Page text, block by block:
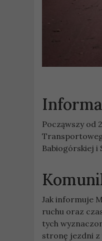
Począwszy od
Babiogórskiej i
Jak informuje
ruchu oraz
tych
stronę jezdni z